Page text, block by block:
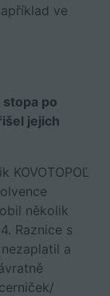
ve
stopa po
jejich
KOVOTOPOĽ
několik
Raznice s
a